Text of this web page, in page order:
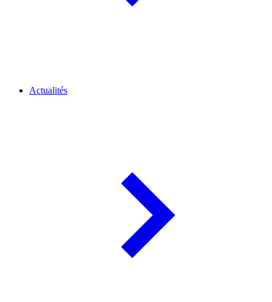
Actualités